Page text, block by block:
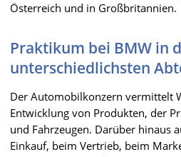
Österreich und in Großbritannien.
Praktikum bei BMW in
unterschiedlichsten
Der Automobilkonzern vermittelt
Entwicklung von Produkten, der
und Fahrzeugen. Darüber hinaus
Einkauf, beim Vertrieb, beim